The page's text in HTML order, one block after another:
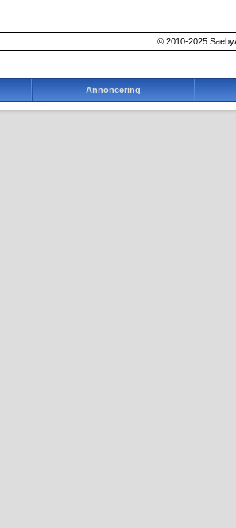
© 2010-2025
Annoncering